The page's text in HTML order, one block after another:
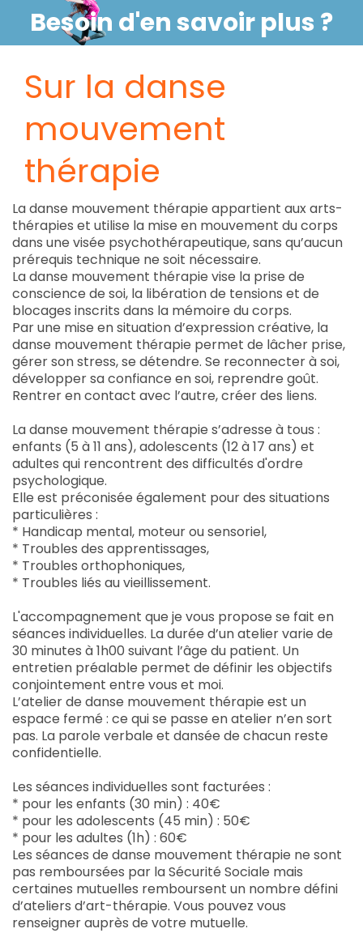
Besoin d'en savoir plus ?
Sur la danse
mouvement
thérapie
La danse mouvement thérapie appartient aux arts-
thérapies et utilise la mise en mouvement du corps
dans une visée psychothérapeutique, sans qu’aucun
prérequis technique ne soit nécessaire.
La danse mouvement thérapie vise la prise de
conscience de soi, la libération de tensions et de
blocages inscrits dans la mémoire du corps.
Par une mise en situation d’expression créative, la
danse mouvement thérapie permet de lâcher prise,
gérer son stress, se détendre. Se reconnecter à soi,
développer sa confiance en soi, reprendre goût.
Rentrer en contact avec l’autre, créer des liens.
La danse mouvement thérapie s’adresse à tous :
enfants (5 à 11 ans), adolescents (12 à 17 ans) et
adultes qui rencontrent des difficultés d'ordre
psychologique.
Elle est préconisée également pour des situations
particulières :
* Handicap mental, moteur ou sensoriel,
* Troubles des apprentissages,
* Troubles orthophoniques,
* Troubles liés au vieillissement.
L'accompagnement que je vous propose se fait en
séances individuelles. La durée d’un atelier varie de
30 minutes à 1h00 suivant l’âge du patient. Un
entretien préalable permet de définir les objectifs
conjointement entre vous et moi.
L’atelier de danse mouvement thérapie est un
espace fermé : ce qui se passe en atelier n’en sort
pas. La parole verbale et dansée de chacun reste
confidentielle.
Les séances individuelles sont facturées :
* pour les enfants (30 min) : 40€
* pour les adolescents (45 min) : 50€
* pour les adultes (1h) : 60€
Les séances de danse mouvement thérapie ne sont
pas remboursées par la Sécurité Sociale mais
certaines mutuelles remboursent un nombre défini
d’ateliers d’art-thérapie. Vous pouvez vous
renseigner auprès de votre mutuelle.